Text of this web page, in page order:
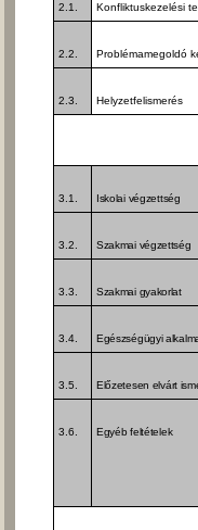
2.1. Konfliktuskezelési
2.2. Problémamegoldó
2.3. Helyzetfelismerés
3.1. Iskolai végzettség
3.2. Szakmai végzettség
3.3. Szakmai gyakorlat
3.4. Egészségügyi
3.5. Előzetesen elvárt
3.6. Egyéb feltételek